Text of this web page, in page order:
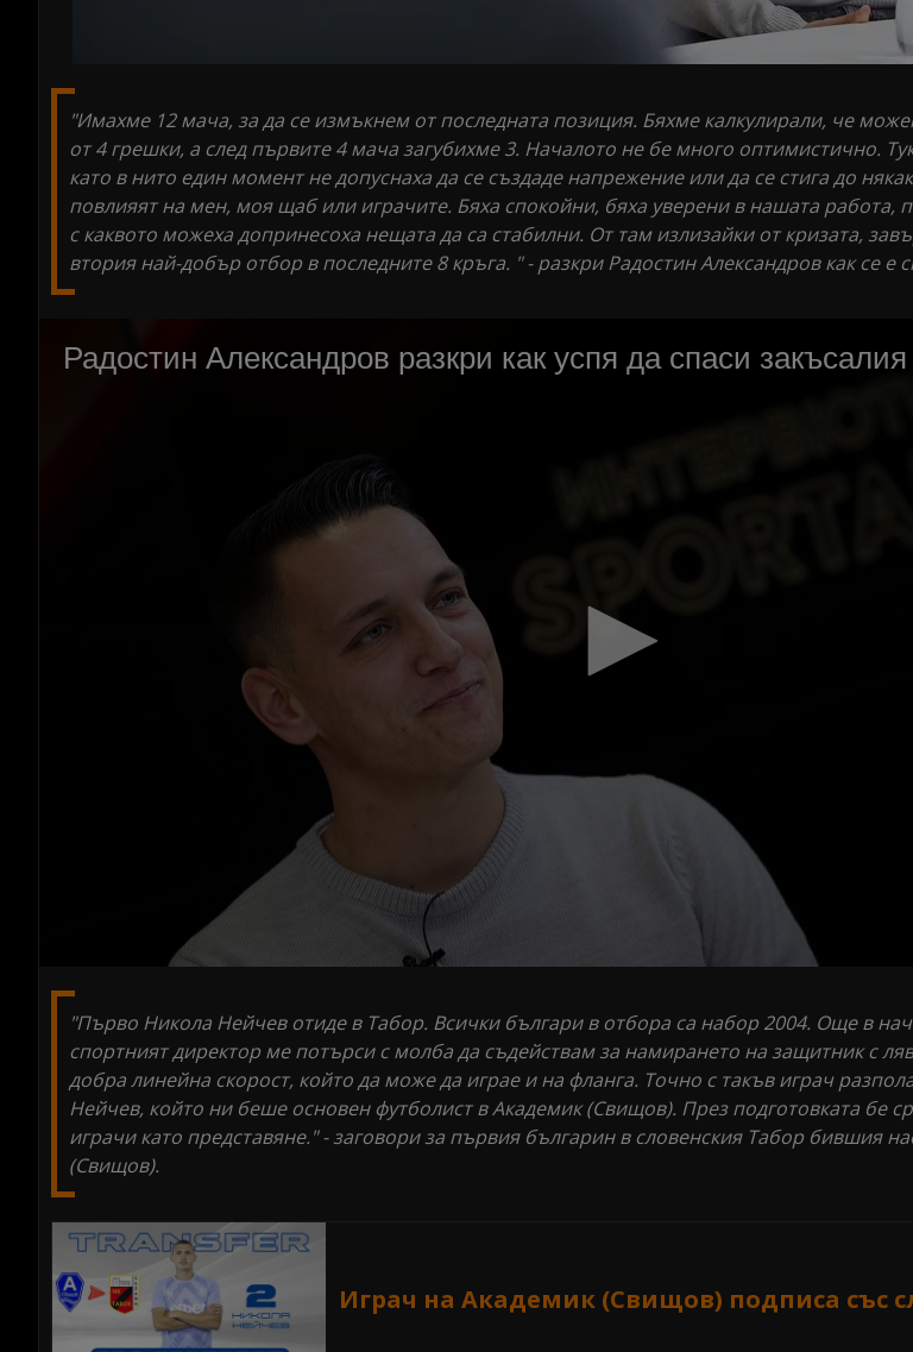
"Имахме 12 мача, за да се измъкнем от последната позиция. Бяхме калкулирали, че
от 4 грешки, а след първите 4 мача загубихме 3. Началото не бе много оптимистично.
като в нито един момент не допуснаха да се създаде напрежение или да се стига до
повлияят на мен, моя щаб или играчите. Бяха спокойни, бяха уверени в нашата работа,
с каквото можеха допринесоха нещата да са стабилни. От там излизайки от кризата,
втория най-добър отбор в последните 8 кръга. " - разкри Радостин Александров как се е
"Първо Никола Нейчев отиде в Табор. Всички българи в отбора са набор 2004. Още в
спортният директор ме потърси с молба да съдействам за намирането на защитник с
добра линейна скорост, който да може да играе и на фланга. Точно с такъв играч
Нейчев, който ни беше основен футболист в Академик (Свищов). През подготовката бе
играчи като представяне." - заговори за първия българин в словенския Табор бившия
(Свищов).
Играч на Академик (Свищов) подписа със